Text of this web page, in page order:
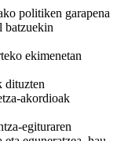
politiken garapena
batzuekin
ekimenetan
dituzten
akordioak
egituraren